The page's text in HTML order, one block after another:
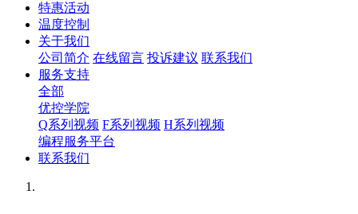
特惠活动
温度控制
关于我们
公司简介 在线留言 投诉建议 联系我们
服务支持
全部
优控学院
Q系列视频 F系列视频 H系列视频
编程服务平台
联系我们